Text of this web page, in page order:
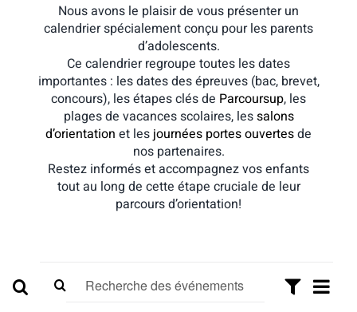
Newsletter
Nous avons le plaisir de vous présenter un
calendrier spécialement conçu pour les parents
d’adolescents.
Ce calendrier regroupe toutes les dates
importantes : les dates des épreuves (bac, brevet,
concours), les étapes clés de Parcoursup, les
plages de vacances scolaires, lessalons
d’orientation et les journées portes ouvertesde
nos partenaires.
Restez informés et accompagnez vos enfants
tout au long de cette étape cruciale de leur
parcours d’orientation!
Évènements
Recherche
Recherche
Saisir
Mois